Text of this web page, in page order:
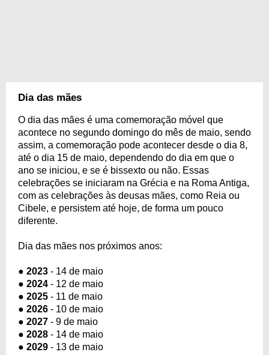
Dia das mães
O dia das mães é uma comemoração móvel que
acontece no segundo domingo do mês de maio, sendo
assim, a comemoração pode acontecer desde o dia 8,
até o dia 15 de maio, dependendo do dia em que o
ano se iniciou, e se é bissexto ou não. Essas
celebrações se iniciaram na Grécia e na Roma Antiga,
com as celebrações às deusas mães, como Reia ou
Cibele, e persistem até hoje, de forma um pouco
diferente.
Dia das mães nos próximos anos:
● 2023 - 14 de maio
● 2024 - 12 de maio
● 2025 - 11 de maio
● 2026 - 10 de maio
● 2027 - 9 de maio
● 2028 - 14 de maio
● 2029 - 13 de maio